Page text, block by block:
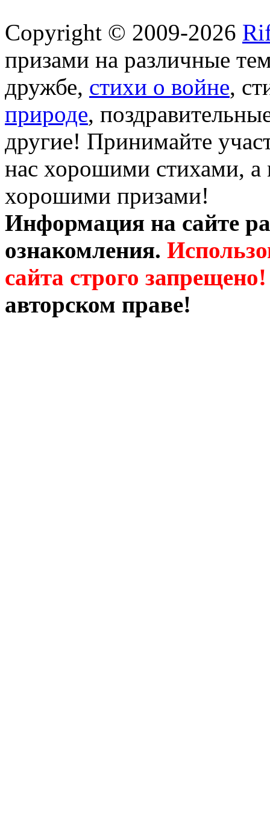
Copyright © 2009-2026
призами на различные
дружбе, стихи о войне,
природе,
другие! Принимайте
нас хорошими стихами, а
хорошими призами!
Информация на сайте
ознакомления.
сайта строго запрещено!
авторском праве!